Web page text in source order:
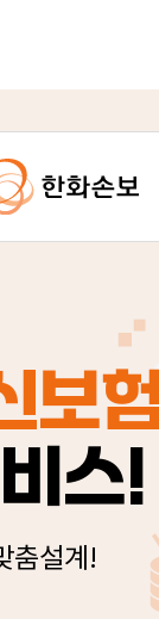
보
스!
춤설계!